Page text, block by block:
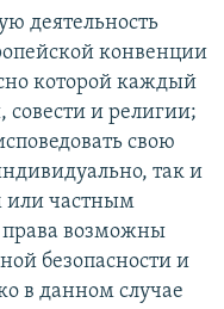
деятельность
конвенции
которой каждый
совести и религии;
свою
так и
или частным
права возможны
безопасности и
в данном случае